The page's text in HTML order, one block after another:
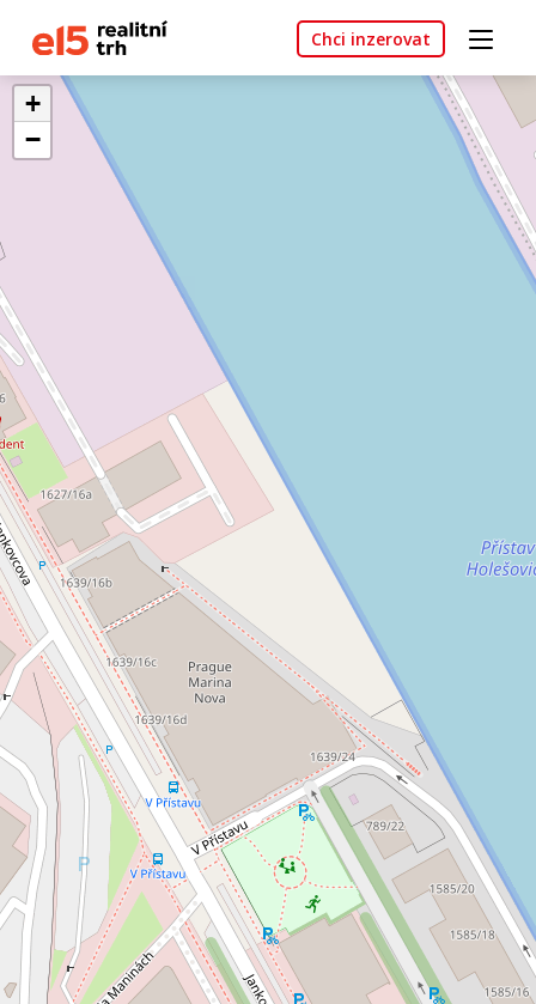
Chci inzerovat
+
−